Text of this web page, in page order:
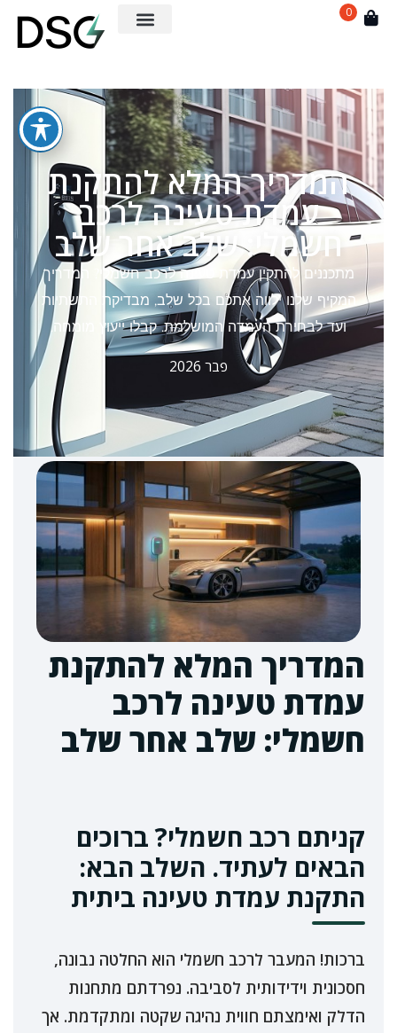
0
המדריך המלא להתקנת
עמדת טעינה לרכב
חשמלי: שלב אחר שלב
מתכננים להתקין עמדת טעינה לרכב חשמלי? המדריך
המקיף שלנו ילווה אתכם בכל שלב, מבדיקת התשתיות
ועד לבחירת העמדה המושלמת. קבלו ייעוץ מומחה.
פבר 2026
המדריך המלא להתקנת
עמדת טעינה לרכב
חשמלי: שלב אחר שלב
קניתם רכב חשמלי? ברוכים
הבאים לעתיד. השלב הבא:
התקנת עמדת טעינה ביתית
ברכות! המעבר לרכב חשמלי הוא החלטה נבונה,
חסכונית וידידותית לסביבה. נפרדתם מתחנות
הדלק ואימצתם חווית נהיגה שקטה ומתקדמת. אך